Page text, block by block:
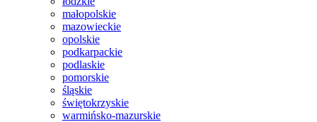
małopolskie
mazowieckie
opolskie
podkarpackie
podlaskie
pomorskie
śląskie
świętokrzyskie
warmińsko-mazurskie